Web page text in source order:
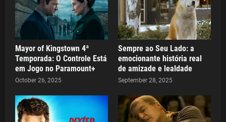
Mayor of Kingstown 4ª
Temporada: O Controle Está
em Jogo no Paramount+
October 26, 2025
Sempre ao Seu Lado: a
emocionante história real
de amizade e lealdade
September 28, 2025